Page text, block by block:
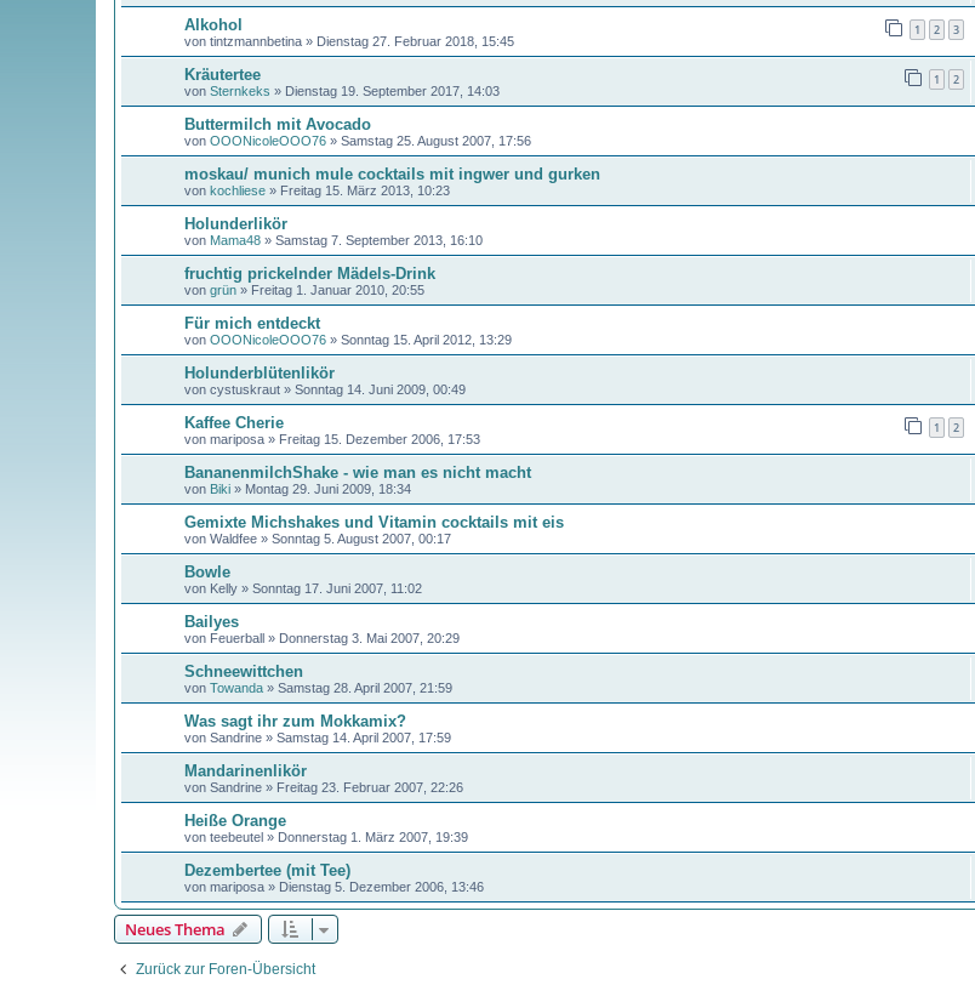
Alkohol
von tintzmannbetina» Dienstag 27. Februar 2018, 15:45
1 2 3
Kräutertee
von Sternkeks » Dienstag 19. September 2017, 14:03
1 2
Buttermilch mit Avocado
von OOONicoleOOO76» Samstag 25. August 2007, 17:56
moskau/ munich mule cocktails mit ingwer und gurken
von kochliese» Freitag 15. März 2013, 10:23
Holunderlikör
von Mama48» Samstag 7. September 2013, 16:10
fruchtig prickelnder Mädels-Drink
von grün» Freitag 1. Januar 2010, 20:55
Für mich entdeckt
von OOONicoleOOO76» Sonntag 15. April 2012, 13:29
Holunderblütenlikör
von cystuskraut» Sonntag 14. Juni 2009, 00:49
Kaffee Cherie
von mariposa» Freitag 15. Dezember 2006, 17:53
1 2
BananenmilchShake - wie man es nicht macht
von Biki» Montag 29. Juni 2009, 18:34
Gemixte Michshakes und Vitamin cocktails mit eis
von Waldfee» Sonntag 5. August 2007, 00:17
Bowle
von Kelly» Sonntag 17. Juni 2007, 11:02
Bailyes
von Feuerball» Donnerstag 3. Mai 2007, 20:29
Schneewittchen
von Towanda» Samstag 28. April 2007, 21:59
Was sagt ihr zum Mokkamix?
von Sandrine» Samstag 14. April 2007, 17:59
Mandarinenlikör
von Sandrine» Freitag 23. Februar 2007, 22:26
Heiße Orange
von teebeutel» Donnerstag 1. März 2007, 19:39
Dezembertee (mit Tee)
von mariposa» Dienstag 5. Dezember 2006, 13:46
Neues Thema
Zurück zur Foren-Übersicht